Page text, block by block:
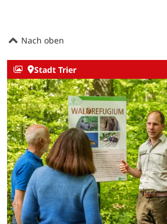
Nach oben
Stadt Trier